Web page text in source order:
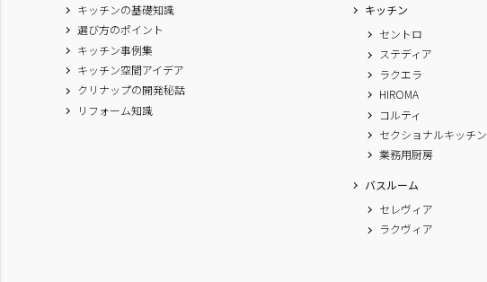
キッチンの基礎知識
選び方のポイント
キッチン事例集
キッチン空間アイデア
クリナップの開発秘話
リフォーム知識
キッチン
セントロ
ステディア
ラクエラ
HIROMA
コルティ
セクショナルキッチン
業務用厨房
バスルーム
セレヴィア
ラクヴィア